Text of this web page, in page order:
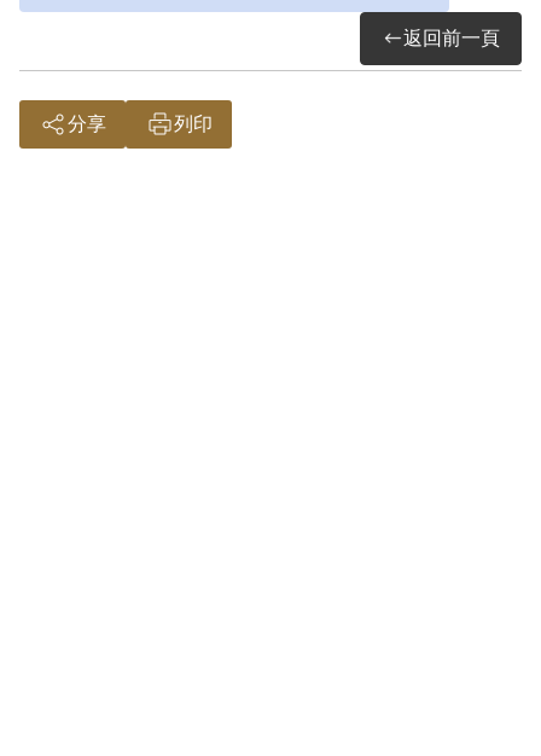
5年，判刑後曾關押在綠島新生訓導處，編
入女生分隊。1960年減刑出獄。 出獄後隔
年，與農業學家夏雨人結婚。在她心中，臺
灣很可愛，如果大家好好耕耘，一定可以成
返回前一頁
分享 列印